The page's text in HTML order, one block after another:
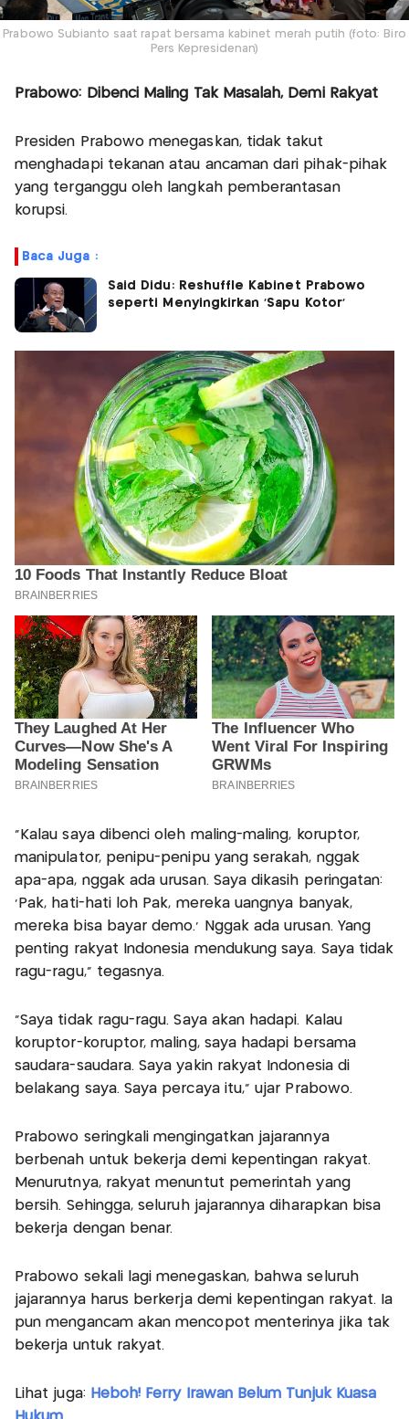
Prabowo Subianto saat rapat bersama kabinet merah putih (foto: Biro
Pers Kepresidenan)
Prabowo: Dibenci Maling Tak Masalah, Demi Rakyat
Presiden Prabowo menegaskan, tidak takut
menghadapi tekanan atau ancaman dari pihak-pihak
yang terganggu oleh langkah pemberantasan
korupsi.
Baca Juga :
Said Didu: Reshuffle Kabinet Prabowo
seperti Menyingkirkan ‘Sapu Kotor’
“Kalau saya dibenci oleh maling-maling, koruptor,
manipulator, penipu-penipu yang serakah, nggak
apa-apa, nggak ada urusan. Saya dikasih peringatan:
‘Pak, hati-hati loh Pak, mereka uangnya banyak,
mereka bisa bayar demo.’ Nggak ada urusan. Yang
penting rakyat Indonesia mendukung saya. Saya tidak
ragu-ragu,” tegasnya.
“Saya tidak ragu-ragu. Saya akan hadapi. Kalau
koruptor-koruptor, maling, saya hadapi bersama
saudara-saudara. Saya yakin rakyat Indonesia di
belakang saya. Saya percaya itu,” ujar Prabowo.
Prabowo seringkali mengingatkan jajarannya
berbenah untuk bekerja demi kepentingan rakyat.
Menurutnya, rakyat menuntut pemerintah yang
bersih. Sehingga, seluruh jajarannya diharapkan bisa
bekerja dengan benar.
Prabowo sekali lagi menegaskan, bahwa seluruh
jajarannya harus berkerja demi kepentingan rakyat. Ia
pun mengancam akan mencopot menterinya jika tak
bekerja untuk rakyat.
Lihat juga: Heboh! Ferry Irawan Belum Tunjuk Kuasa